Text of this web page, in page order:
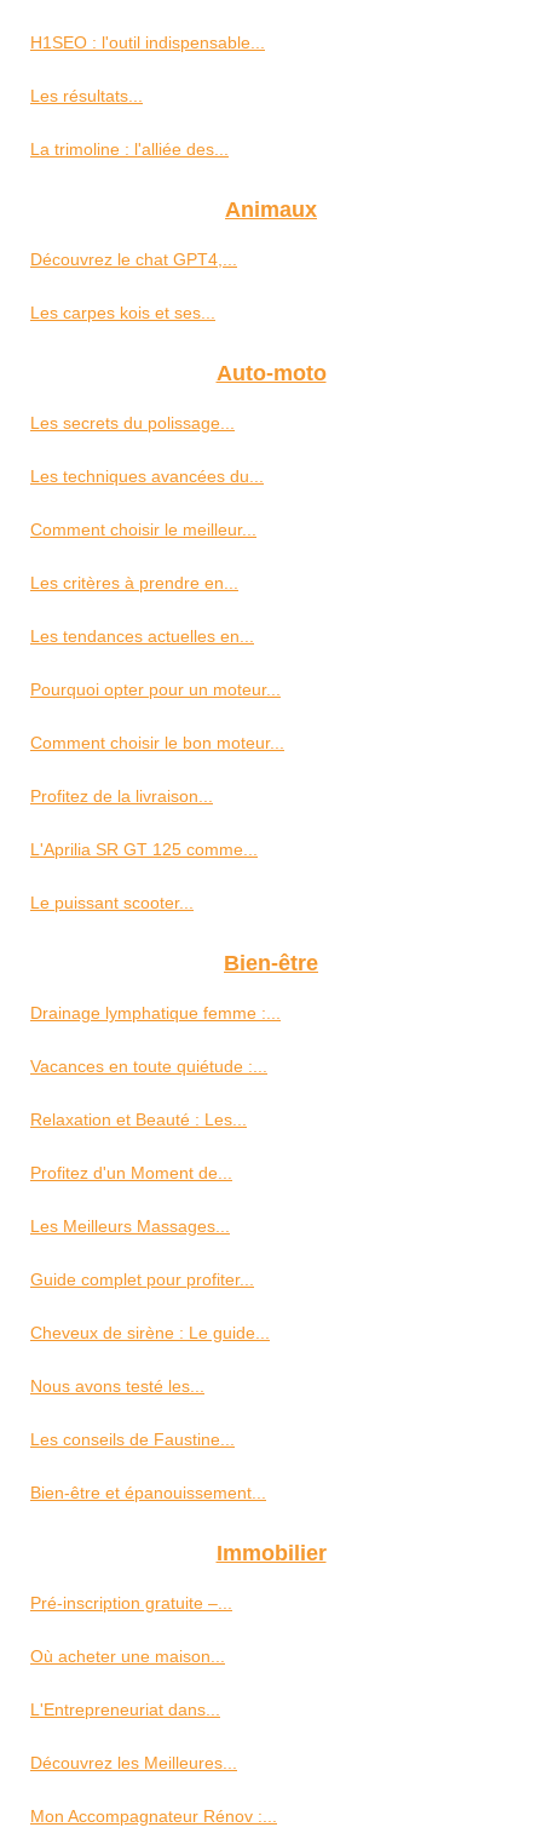
H1SEO : l'outil indispensable...
Les résultats...
La trimoline : l'alliée des...
Animaux
Découvrez le chat GPT4,...
Les carpes kois et ses...
Auto-moto
Les secrets du polissage...
Les techniques avancées du...
Comment choisir le meilleur...
Les critères à prendre en...
Les tendances actuelles en...
Pourquoi opter pour un moteur...
Comment choisir le bon moteur...
Profitez de la livraison...
L'Aprilia SR GT 125 comme...
Le puissant scooter...
Bien-être
Drainage lymphatique femme :...
Vacances en toute quiétude :...
Relaxation et Beauté : Les...
Profitez d'un Moment de...
Les Meilleurs Massages...
Guide complet pour profiter...
Cheveux de sirène : Le guide...
Nous avons testé les...
Les conseils de Faustine...
Bien-être et épanouissement...
Immobilier
Pré-inscription gratuite –...
Où acheter une maison...
L'Entrepreneuriat dans...
Découvrez les Meilleures...
Mon Accompagnateur Rénov :...